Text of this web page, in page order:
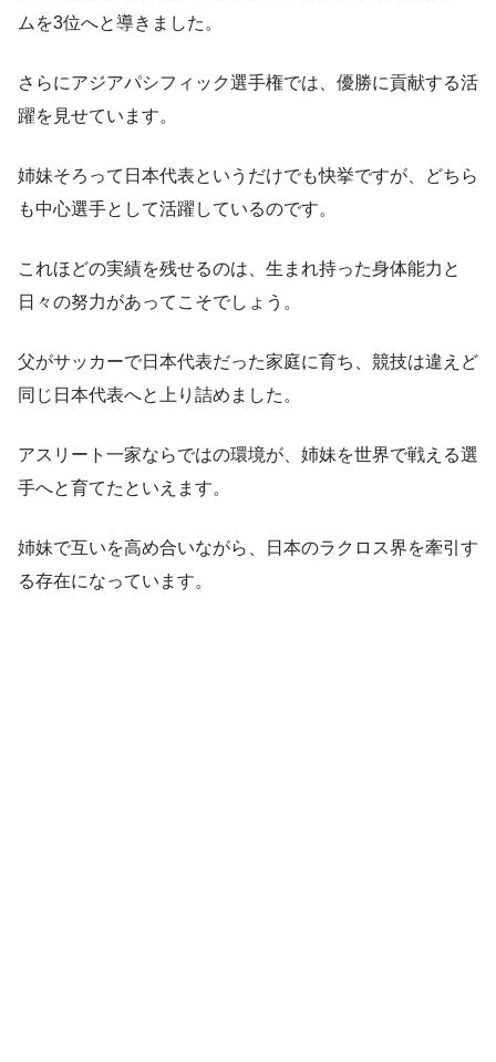
ムを3位へと導きました。
さらにアジアパシフィック選手権では、優勝に貢献する活
躍を見せています。
姉妹そろって日本代表というだけでも快挙ですが、どちら
も中心選手として活躍しているのです。
これほどの実績を残せるのは、生まれ持った身体能力と
日々の努力があってこそでしょう。
父がサッカーで日本代表だった家庭に育ち、競技は違えど
同じ日本代表へと上り詰めました。
アスリート一家ならではの環境が、姉妹を世界で戦える選
手へと育てたといえます。
姉妹で互いを高め合いながら、日本のラクロス界を牽引す
る存在になっています。